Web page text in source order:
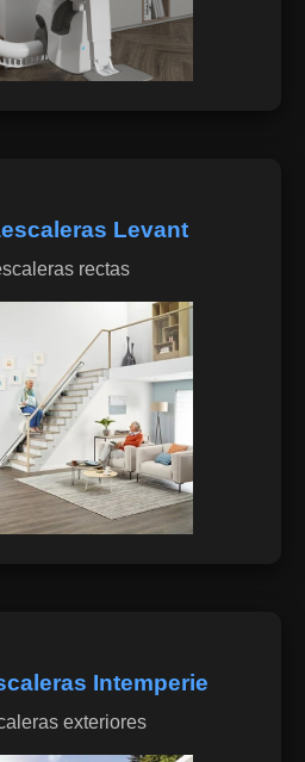
Levant
rectas
Intemperie
exteriores